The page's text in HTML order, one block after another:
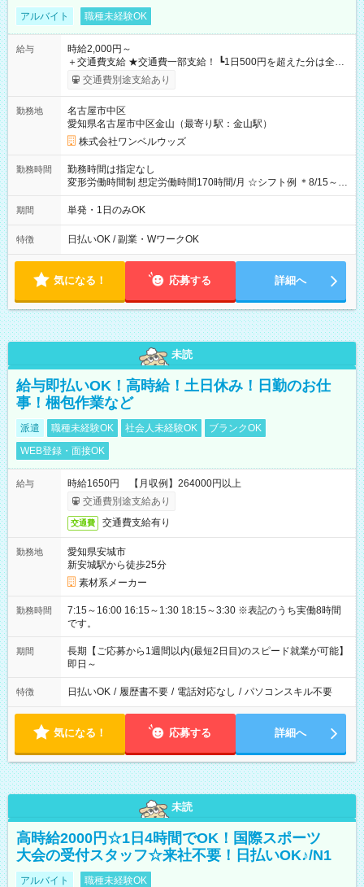
アルバイト 職種未経験OK
給与
時給2,000円～
＋交通費支給 ★交通費一部支給！ ┗1日500円を超えた分は全額
支給！ ※往復500円以内の方は自己負担となります ★日払い
OK！（規定あり） ┗働いたその日に現金GET♪ お仕事後はコン
期間なし
交通費別途支給あり
勤務地
名古屋市中区
愛知県名古屋市中区金山（最寄り駅：金山駅）
株式会社ワンベルウッズ
勤務時間
勤務時間は指定なし
変形労働時間制 想定労働時間170時間/月 ☆シフト例 ＊8/15～
10/26 全日共通 08：00～12：00 17：00～21：00 ＊8/31
～9/19のみ下記シフトもあります！ 12：00～16：00 ＊9/6～
00
期間 単発・1日のみOK
特徴 日払いOK / 副業・WワークOK
気になる！ 応募する 詳細へ
未読
給与即払いOK！高時給！土日休み！日勤のお仕
事！梱包作業など
派遣 職種未経験OK 社会人未経験OK
ブランクOK
WEB登録・面接OK
給与
時給1650円 【月収例】264000円以上
交通費別途支給あり
交通費 交通費支給有り
勤務地
愛知県安城市
新安城駅から徒歩25分
素材系メーカー
勤務時間
7:15～16:00 16:15～1:30 18:15～3:30 ※表記のうち実働8時間
です。
期間
長期【ご応募から1週間以内(最短2日目)のスピード就業が可能】
即日～
特徴 日払いOK / 履歴書不要 / 電話対応なし / パソコンスキル不要
気になる！ 応募する 詳細へ
未読
高時給2000円☆1日4時間でOK！国際スポーツ
大会の受付スタッフ☆来社不要！日払いOK♪/N1
アルバイト 職種未経験OK